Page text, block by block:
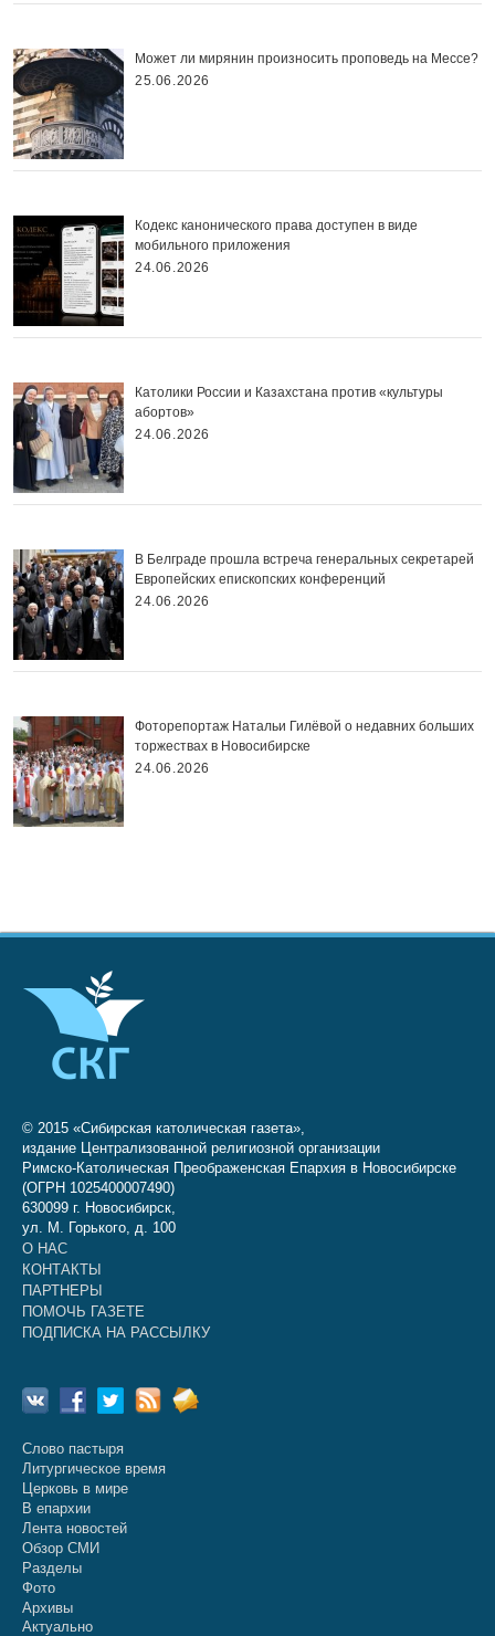
Может ли мирянин произносить проповедь на Мессе?
25.06.2026
Кодекс канонического права доступен в виде
мобильного приложения
24.06.2026
Католики России и Казахстана против «культуры
абортов»
24.06.2026
В Белграде прошла встреча генеральных секретарей
Европейских епископских конференций
24.06.2026
Фоторепортаж Натальи Гилёвой о недавних больших
торжествах в Новосибирске
24.06.2026
© 2015 «Сибирская католическая газета»,
издание Централизованной религиозной организации
Римско-Католическая Преображенская Епархия в Новосибирске
(ОГРН 1025400007490)
630099 г. Новосибирск,
ул. М. Горького, д. 100
О НАС
КОНТАКТЫ
ПАРТНЕРЫ
ПОМОЧЬ ГАЗЕТЕ
ПОДПИСКА НА РАССЫЛКУ
Слово пастыря
Литургическое время
Церковь в мире
В епархии
Лента новостей
Обзор СМИ
Разделы
Фото
Архивы
Актуально